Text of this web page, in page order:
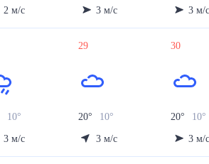
2 м/с
3 м/с
3 м/
10°
3 м/с
29
20° 10°
3 м/с
30
20° 10°
3 м/